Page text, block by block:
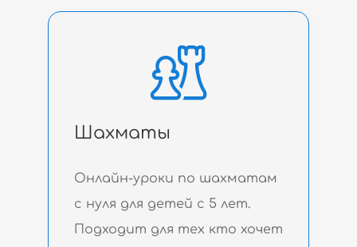
Шахматы
Онлайн-уроки по шахматам
с нуля для детей с 5 лет.
Подходит для тех кто хочет